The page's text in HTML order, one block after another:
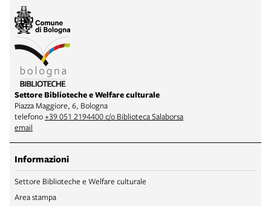
Settore Biblioteche e Welfare culturale
Piazza Maggiore, 6, Bologna
telefono+39 051 2194400 c/o Biblioteca Salaborsa
email
Informazioni
Settore Biblioteche e Welfare culturale
Area stampa